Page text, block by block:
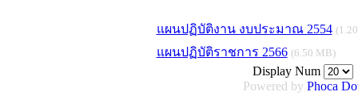
แผนปฏิบัติงาน งบประมาณ 2554
แผนปฏิบัติราชการ 2566 (6.50 MB)
Display Num
Powered by Phoca